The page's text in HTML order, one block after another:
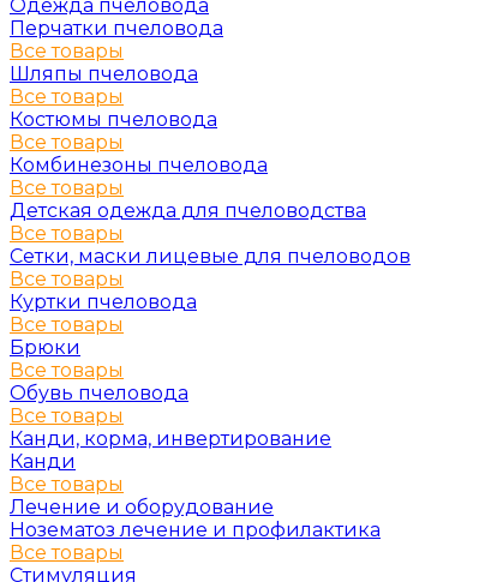
Одежда пчеловода
Перчатки пчеловода
Все товары
Шляпы пчеловода
Все товары
Костюмы пчеловода
Все товары
Комбинезоны пчеловода
Все товары
Детская одежда для пчеловодства
Все товары
Сетки, маски лицевые для пчеловодов
Все товары
Куртки пчеловода
Все товары
Брюки
Все товары
Обувь пчеловода
Все товары
Канди, корма, инвертирование
Канди
Все товары
Лечение и оборудование
Нозематоз лечение и профилактика
Все товары
Стимуляция